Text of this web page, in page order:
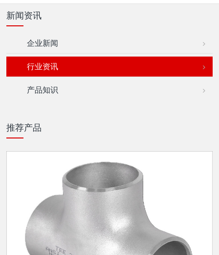
新闻资讯
企业新闻
行业资讯
产品知识
推荐产品